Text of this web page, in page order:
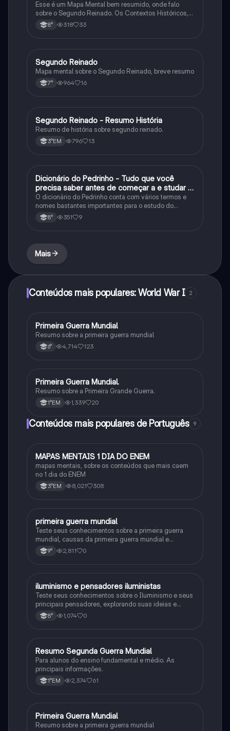
Esse é um Mapa Mental bem resumido, onde falo
sobre o Segundo Reinado. Os Contextos Históricos,
Monarquia, Aspectos Políticos, Economia, Sociedade,
Cultura, Conflitos e Crises e Proclamação da
8° 318 33
História
Segundo Reinado
Mapa mental sobre o Segundo Reinado, breve resumo
7° 964 16
História
Segundo Reinado - Resumo História
Resumo de história sobre segundo reinado.
3°EM 796 13
História
Dicionário do Pedrinho - Tudo que você
precisa saber antes de começar a e studar o
segundo reinado!
O dicionário do Pedrinho conta com vários termos e
nomes bastantes importantes para o estudo do
segundo reinado e muito mais.
8° 351 9
Mais
Conteúdos mais populares: World War I 2
História
Primeira Guerra Mundial
Resumo sobre a primeira guerra mundial
6° 4,714 123
História
Primeira Guerra Mundial.
Resumo sobre a Primeira Grande Guerra.
1°EM 1,339 20
Conteúdos mais populares de Português 9
Português
MAPAS MENTAIS 1 DIA DO ENEM
mapas mentais, sobre os conteúdos que mais caem
no 1 dia do ENEM
3°EM 8,021 308
História
primeira guerra mundial
Teste seus conhecimentos sobre a primeira guerra
mundial, causas da primeira guerra mundial e
consequências da Primeira Guerra Mundial, fases da
primeira guerra mundial
9° 2,811 0
História
iluminismo e pensadores iluministas
Teste seus conhecimentos sobre o Iluminismo e seus
principais pensadores, explorando suas ideias e
impacto histórico.
8° 1,074 0
História
Resumo Segunda Guerra Mundial
Para alunos do ensino fundamental e médio. As
principais informações.
1°EM 2,374 61
História
Primeira Guerra Mundial
Resumo sobre a primeira guerra mundial